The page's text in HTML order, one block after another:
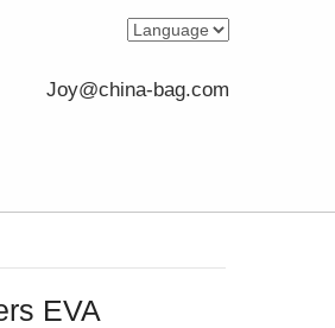
Joy@china-bag.com
EVA